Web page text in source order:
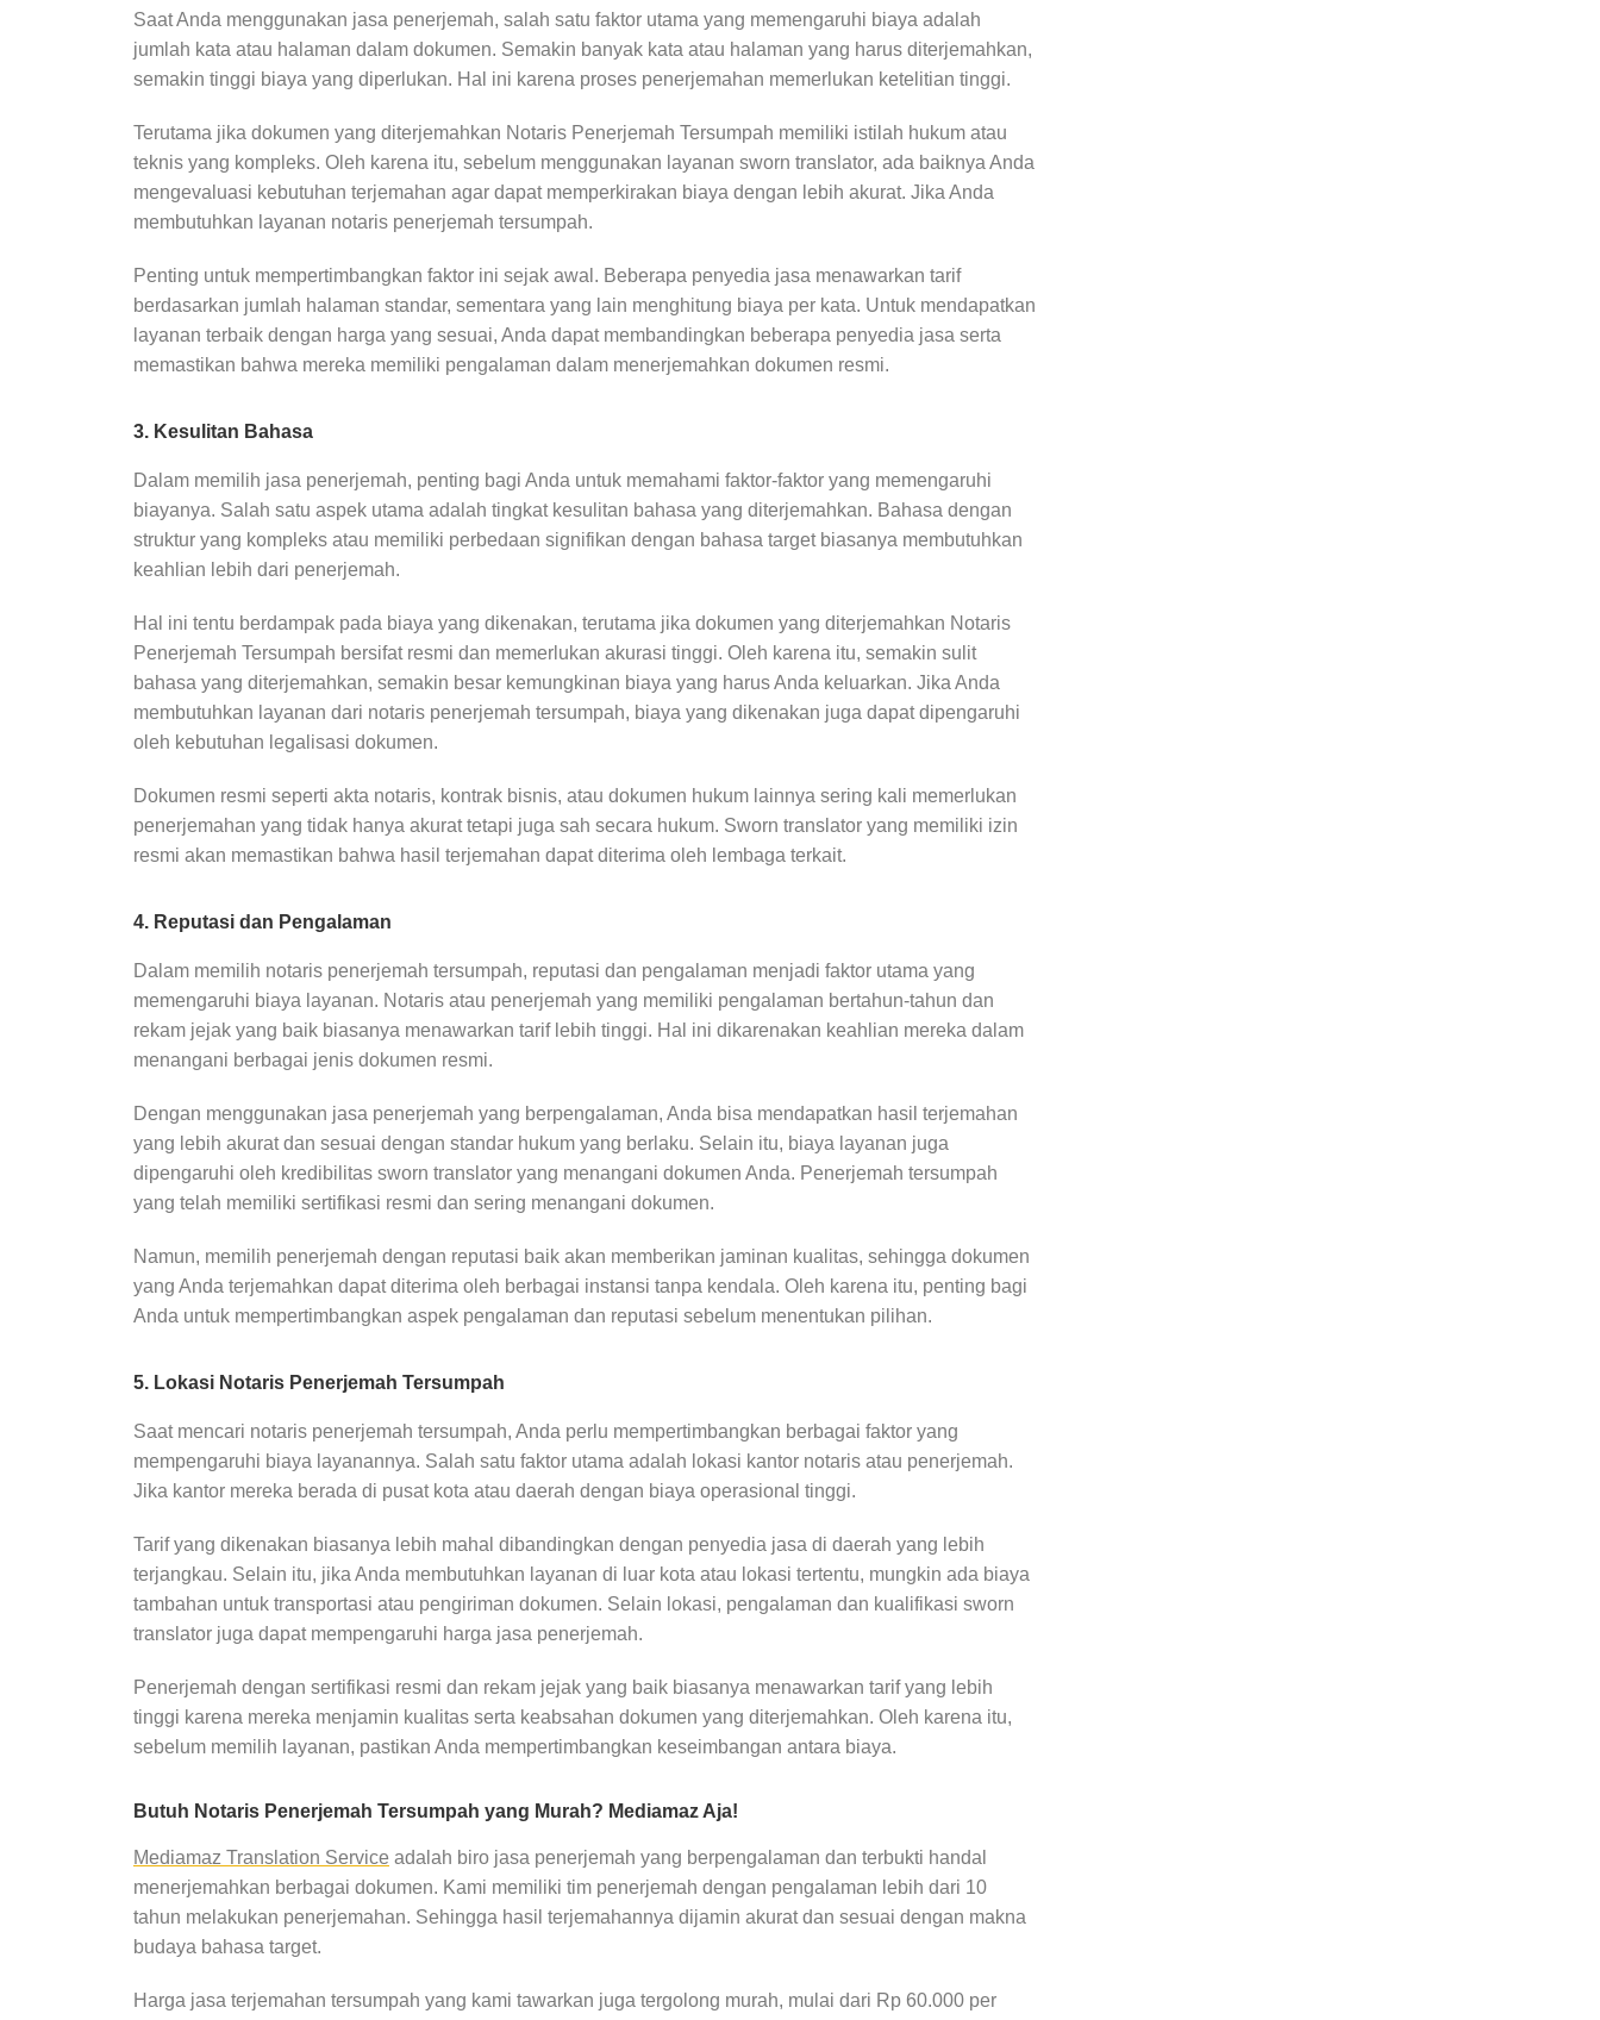
Saat Anda menggunakan jasa penerjemah, salah satu faktor utama yang memengaruhi biaya adalah
jumlah kata atau halaman dalam dokumen. Semakin banyak kata atau halaman yang harus diterjemahkan,
semakin tinggi biaya yang diperlukan. Hal ini karena proses penerjemahan memerlukan ketelitian tinggi.
Terutama jika dokumen yang diterjemahkan Notaris Penerjemah Tersumpah memiliki istilah hukum atau
teknis yang kompleks. Oleh karena itu, sebelum menggunakan layanan sworn translator, ada baiknya Anda
mengevaluasi kebutuhan terjemahan agar dapat memperkirakan biaya dengan lebih akurat. Jika Anda
membutuhkan layanan notaris penerjemah tersumpah.
Penting untuk mempertimbangkan faktor ini sejak awal. Beberapa penyedia jasa menawarkan tarif
berdasarkan jumlah halaman standar, sementara yang lain menghitung biaya per kata. Untuk mendapatkan
layanan terbaik dengan harga yang sesuai, Anda dapat membandingkan beberapa penyedia jasa serta
memastikan bahwa mereka memiliki pengalaman dalam menerjemahkan dokumen resmi.
3. Kesulitan Bahasa
Dalam memilih jasa penerjemah, penting bagi Anda untuk memahami faktor-faktor yang memengaruhi
biayanya. Salah satu aspek utama adalah tingkat kesulitan bahasa yang diterjemahkan. Bahasa dengan
struktur yang kompleks atau memiliki perbedaan signifikan dengan bahasa target biasanya membutuhkan
keahlian lebih dari penerjemah.
Hal ini tentu berdampak pada biaya yang dikenakan, terutama jika dokumen yang diterjemahkan Notaris
Penerjemah Tersumpah bersifat resmi dan memerlukan akurasi tinggi. Oleh karena itu, semakin sulit
bahasa yang diterjemahkan, semakin besar kemungkinan biaya yang harus Anda keluarkan. Jika Anda
membutuhkan layanan dari notaris penerjemah tersumpah, biaya yang dikenakan juga dapat dipengaruhi
oleh kebutuhan legalisasi dokumen.
Dokumen resmi seperti akta notaris, kontrak bisnis, atau dokumen hukum lainnya sering kali memerlukan
penerjemahan yang tidak hanya akurat tetapi juga sah secara hukum. Sworn translator yang memiliki izin
resmi akan memastikan bahwa hasil terjemahan dapat diterima oleh lembaga terkait.
4. Reputasi dan Pengalaman
Dalam memilih notaris penerjemah tersumpah, reputasi dan pengalaman menjadi faktor utama yang
memengaruhi biaya layanan. Notaris atau penerjemah yang memiliki pengalaman bertahun-tahun dan
rekam jejak yang baik biasanya menawarkan tarif lebih tinggi. Hal ini dikarenakan keahlian mereka dalam
menangani berbagai jenis dokumen resmi.
Dengan menggunakan jasa penerjemah yang berpengalaman, Anda bisa mendapatkan hasil terjemahan
yang lebih akurat dan sesuai dengan standar hukum yang berlaku. Selain itu, biaya layanan juga
dipengaruhi oleh kredibilitas sworn translator yang menangani dokumen Anda. Penerjemah tersumpah
yang telah memiliki sertifikasi resmi dan sering menangani dokumen.
Namun, memilih penerjemah dengan reputasi baik akan memberikan jaminan kualitas, sehingga dokumen
yang Anda terjemahkan dapat diterima oleh berbagai instansi tanpa kendala. Oleh karena itu, penting bagi
Anda untuk mempertimbangkan aspek pengalaman dan reputasi sebelum menentukan pilihan.
5. Lokasi Notaris Penerjemah Tersumpah
Saat mencari notaris penerjemah tersumpah, Anda perlu mempertimbangkan berbagai faktor yang
mempengaruhi biaya layanannya. Salah satu faktor utama adalah lokasi kantor notaris atau penerjemah.
Jika kantor mereka berada di pusat kota atau daerah dengan biaya operasional tinggi.
Tarif yang dikenakan biasanya lebih mahal dibandingkan dengan penyedia jasa di daerah yang lebih
terjangkau. Selain itu, jika Anda membutuhkan layanan di luar kota atau lokasi tertentu, mungkin ada biaya
tambahan untuk transportasi atau pengiriman dokumen. Selain lokasi, pengalaman dan kualifikasi sworn
translator juga dapat mempengaruhi harga jasa penerjemah.
Penerjemah dengan sertifikasi resmi dan rekam jejak yang baik biasanya menawarkan tarif yang lebih
tinggi karena mereka menjamin kualitas serta keabsahan dokumen yang diterjemahkan. Oleh karena itu,
sebelum memilih layanan, pastikan Anda mempertimbangkan keseimbangan antara biaya.
Butuh Notaris Penerjemah Tersumpah yang Murah? Mediamaz Aja!
Mediamaz Translation Service adalah biro jasa penerjemah yang berpengalaman dan terbukti handal
menerjemahkan berbagai dokumen. Kami memiliki tim penerjemah dengan pengalaman lebih dari 10
tahun melakukan penerjemahan. Sehingga hasil terjemahannya dijamin akurat dan sesuai dengan makna
budaya bahasa target.
Harga jasa terjemahan tersumpah yang kami tawarkan juga tergolong murah, mulai dari Rp 60.000 per